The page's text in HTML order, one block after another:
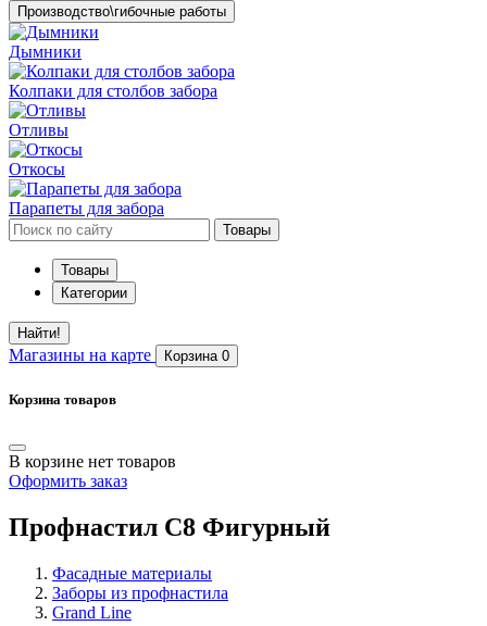
Производство\гибочные работы
Дымники
Колпаки для столбов забора
Отливы
Откосы
Парапеты для забора
Товары
Товары
Категории
Найти!
Магазины на карте Корзина 0
Корзина товаров
В корзине нет товаров
Оформить заказ
Профнастил С8 Фигурный
Фасадные материалы
Заборы из профнастила
Grand Line